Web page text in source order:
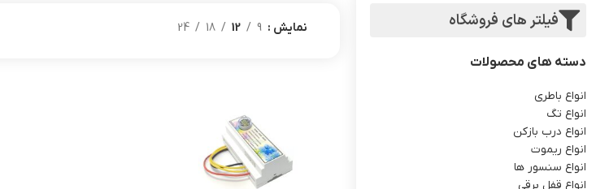
فیلتر های فروشگاه
دسته های محصولات
انواع باطری
انواع تگ
انواع درب بازکن
انواع ریموت
انواع سنسور ها
انواع قفل برقی
نمایش 9
12
18
24